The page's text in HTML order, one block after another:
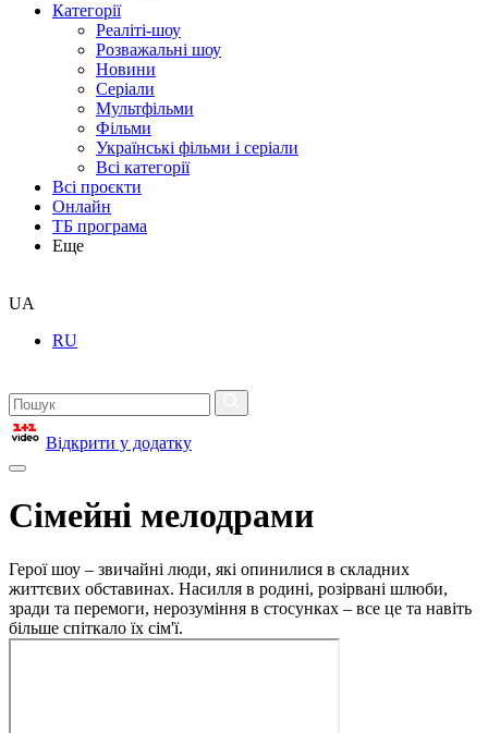
Категорії
Реаліті-шоу
Розважальні шоу
Новини
Серіали
Мультфільми
Фільми
Українські фільми і серіали
Всі категорії
Всі проєкти
Онлайн
ТБ програма
Еще
UA
RU
Відкрити у додатку
Сімейні мелодрами
Герої шоу – звичайні люди, які опинилися в складних
життєвих обставинах. Насилля в родині, розірвані шлюби,
зради та перемоги, нерозуміння в стосунках – все це та навіть
більше спіткало їх сім'ї.